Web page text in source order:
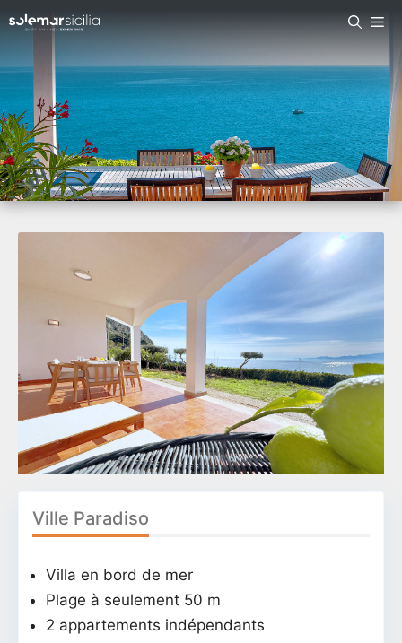
Ville Paradiso
Villa en bord de mer
Plage à seulement 50 m
2 appartements indépendants